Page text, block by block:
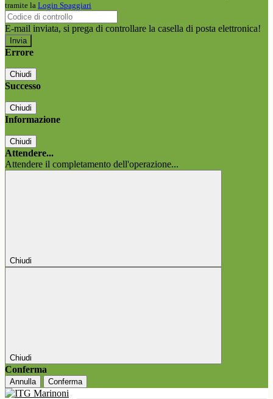
tramite la Login Spaggiari
E-mail inviata, si prega di controllare la casella di posta elettronica!
Errore
Chiudi
Successo
Chiudi
Informazione
Chiudi
Attendere...
Attendere il completamento dell'operazione...
Chiudi
Chiudi
Conferma
Annulla Conferma